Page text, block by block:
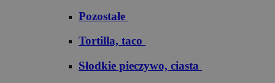
Pozostałe
Tortilla, taco
Słodkie pieczywo, ciasta